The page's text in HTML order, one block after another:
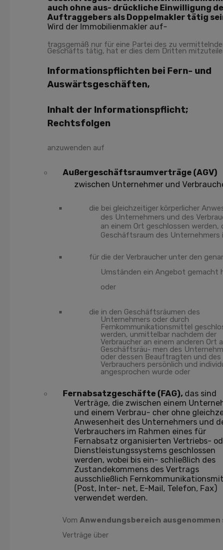
auch ohne aus- drückliche Einwilligung
Auftraggebers als Doppelmakler tätig
Wird der Immobilienmakler auf-
tragsgemäß nur für eine Partei des zu
Geschäfts tätig, hat er dies dem Dritten
Informationspflichten bei Fern- und
Auswärtsgeschäften,
Inhalt der Informationspflicht;
Rechtsfolgen
anzuwenden auf
Außergeschäftsraumverträge (AGV)
zwischen Unternehmer und
die bei gleichzeitiger körperlicher
des Unternehmers und des
an einem Ort geschlossen werden,
Geschäftsraum des Unternehmers
für die der Verbraucher unter den
Umständen ein Angebot gemacht
oder
die in den Geschäftsräumen des
Unternehmers oder durch
Fernkommunikationsmittel
werden, unmittelbar nachdem der
Verbraucher an einem anderen Ort
Geschäftsräu- men des
oder dessen Beauftragten und des
Verbrauchers persönlich und
angesprochen wurde oder
Fernabsatzgeschäfte (FAG), das sind
Verträge, die zwischen einem
und einem Verbrau- cher ohne
Anwesenheit des Unternehmers und
Verbrauchers im Rahmen eines für
Fernabsatz organisierten Vertriebs-
Dienstleistungssystems geschlossen
werden, wobei bis ein- schließlich des
Zustandekommens des Vertrags
ausschließlich
(Post, Inter- net, E-Mail, Telefon, Fax)
verwendet werden.
Vom Anwendungsbereich ausgenommen
Verträge über